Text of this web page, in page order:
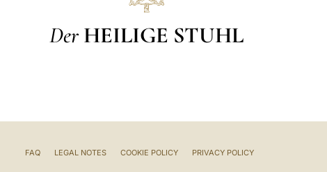
Der HEILIGE STUHL
FAQ LEGAL NOTES COOKIE POLICY PRIVACY POLICY